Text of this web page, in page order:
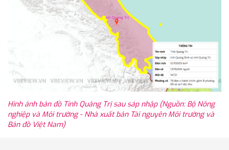
Hình ảnh bản đồ Tỉnh Quảng Trị sau sáp nhập (Nguồn: Bộ Nông
nghiệp và Môi trường - Nhà xuất bản Tài nguyên Môi trường và
Bản đồ Việt Nam)